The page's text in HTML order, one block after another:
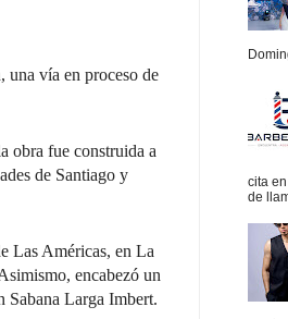
una vía en proceso de
obra fue construida a
de Santiago y
Las Américas, en La
encabezó un
Sabana Larga Imbert.
cita
de